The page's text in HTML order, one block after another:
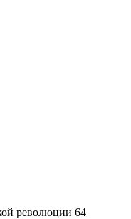
революции 64